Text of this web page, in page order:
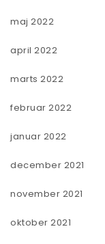
maj 2022
april 2022
marts 2022
februar 2022
januar 2022
december 2021
november 2021
oktober 2021